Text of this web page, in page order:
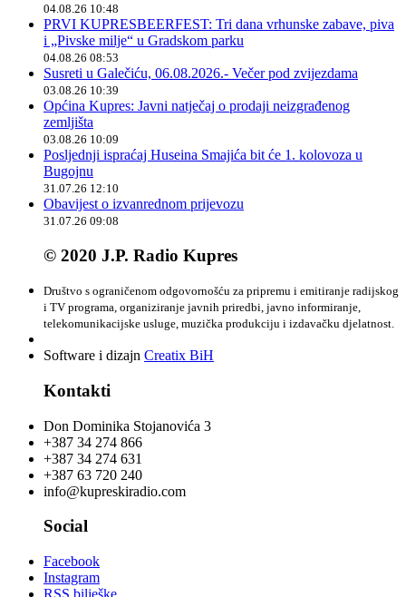
04.08.26 10:48
PRVI KUPRESBEERFEST: Tri dana vrhunske zabave, piva
i „Pivske milje“ u Gradskom parku
04.08.26 08:53
Susreti u Galečiću, 06.08.2026.- Večer pod zvijezdama
03.08.26 10:39
Općina Kupres: Javni natječaj o prodaji neizgrađenog
zemljišta
03.08.26 10:09
Posljednji ispraćaj Huseina Smajića bit će 1. kolovoza u
Bugojnu
31.07.26 12:10
Obavijest o izvanrednom prijevozu
31.07.26 09:08
© 2020 J.P. Radio Kupres
Društvo s ograničenom odgovornošću za pripremu i emitiranje radijskog
i TV programa, organiziranje javnih priredbi, javno informiranje,
telekomunikacijske usluge, muzička produkciju i izdavačku djelatnost.
Software i dizajn Creatix BiH
Kontakti
Don Dominika Stojanovića 3
+387 34 274 866
+387 34 274 631
+387 63 720 240
info@kupreskiradio.com
Social
Facebook
Instagram